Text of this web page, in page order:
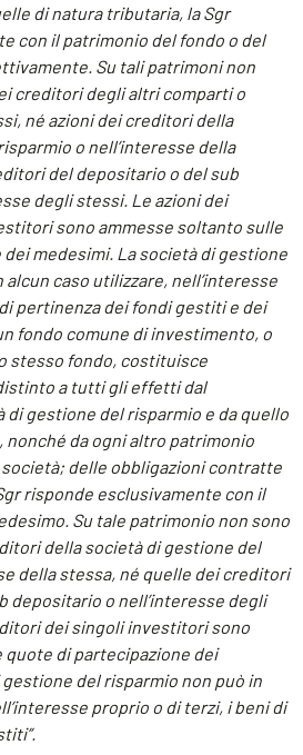
di natura tributaria, la Sgr
con il patrimonio del fondo o del
Su tali patrimoni non
creditori degli altri comparti o
né azioni dei creditori della
o nell’interesse della
del depositario o del sub
degli stessi. Le azioni dei
sono ammesse soltanto sulle
medesimi. La società di gestione
caso utilizzare, nell’interesse
pertinenza dei fondi gestiti e dei
fondo comune di investimento, o
stesso fondo, costituisce
a tutti gli effetti dal
gestione del risparmio e da quello
da ogni altro patrimonio
delle obbligazioni contratte
risponde esclusivamente con il
Su tale patrimonio non sono
della società di gestione del
della stessa, né quelle dei creditori
depositario o nell’interesse degli
dei singoli investitori sono
di partecipazione dei
del risparmio non può in
proprio o di terzi, i beni di